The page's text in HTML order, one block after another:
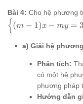
Bài 4: Cho hệ phương
\begin{cases}
(m-1)x - my =
3m-1 quad (1)
2x - y = m+5
quad (2)
\end{cases}
{ (m − 1)x − my =
a) Giải hệ
Phân tích:
có một hệ
phương pháp
Hướng dẫn